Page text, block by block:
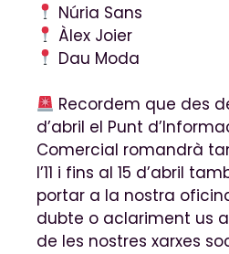
Núria Sans
Àlex Joier
Dau Moda
Recordem que des
d’abril el Punt
Comercial romandrà
l’11 i fins al 15 d’abril
portar a la nostra
dubte o aclariment us
de les nostres xarxes